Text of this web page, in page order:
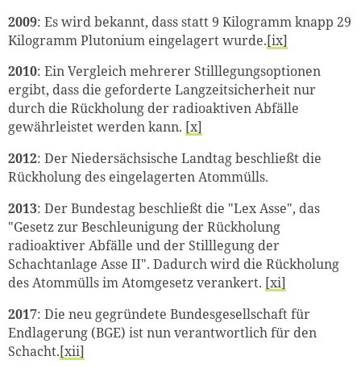
2009: Es wird bekannt, dass statt 9 Kilogramm knapp 29
Kilogramm Plutonium eingelagert wurde.[ix]
2010: Ein Vergleich mehrerer Stilllegungsoptionen
ergibt, dass die geforderte Langzeitsicherheit nur
durch die Rückholung der radioaktiven Abfälle
gewährleistet werden kann. [x]
2012: Der Niedersächsische Landtag beschließt die
Rückholung des eingelagerten Atommülls.
2013: Der Bundestag beschließt die "Lex Asse", das
"Gesetz zur Beschleunigung der Rückholung
radioaktiver Abfälle und der Stilllegung der
Schachtanlage Asse II". Dadurch wird die Rückholung
des Atommülls im Atomgesetz verankert. [xi]
2017: Die neu gegründete Bundesgesellschaft für
Endlagerung (BGE) ist nun verantwortlich für den
Schacht.[xii]